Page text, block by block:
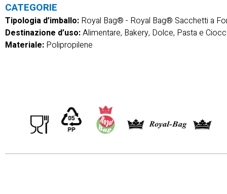
CATEGORIE
Tipologia d’imballo: Royal Bag® - Royal Bag® Sacchetti a
Destinazione d’uso:Alimentare, Bakery, Dolce, Pasta e
Materiale: Polipropilene